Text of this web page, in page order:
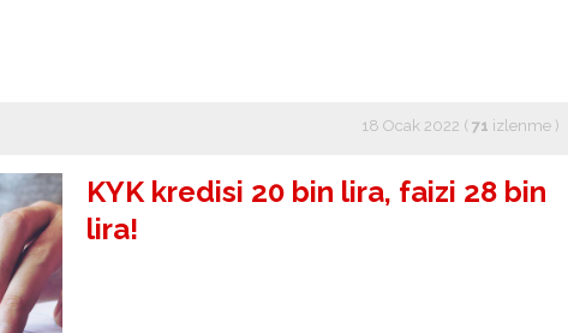
18 Ocak 2022 ( 71 izlenme )
KYK kredisi 20 bin lira, faizi 28 bin
lira!